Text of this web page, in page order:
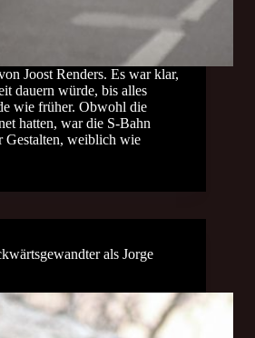
Joost Renders. Es war klar,
dauern würde, bis alles
wie früher. Obwohl die
hatten, war die S-Bahn
Gestalten, weiblich wie
als Jorge